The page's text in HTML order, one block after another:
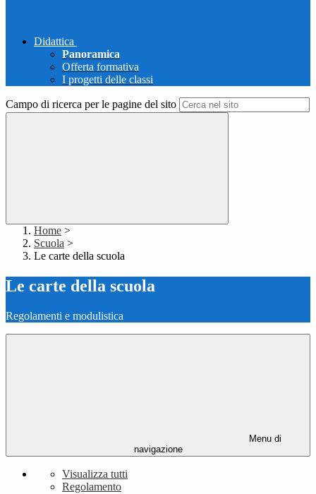
Didattica
Panoramica
Offerta formativa
I progetti delle classi
Campo di ricerca per le pagine del sito
Home >
Scuola >
Le carte della scuola
Le carte della scuola
Regolamenti e modulistica
Menu di
navigazione
Visualizza tutti
Regolamento